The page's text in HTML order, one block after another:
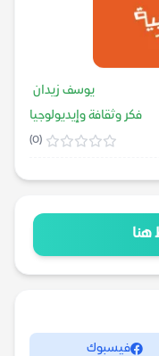
يوسف زيدان
فكر وثقافة وإيديولوجيا
(0)
هنا
فيسبوك